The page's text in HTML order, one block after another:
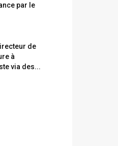
par le
de
à
via des...